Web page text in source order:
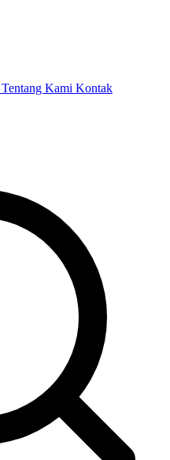
Tentang Kami Kontak